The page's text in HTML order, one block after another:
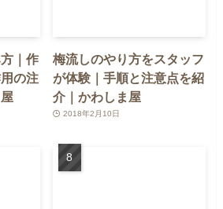
｜作
の注
梅流しのやり方をスタッフ
が体験｜手順と注意点を紹
介｜かわしま屋
2018年2月10日